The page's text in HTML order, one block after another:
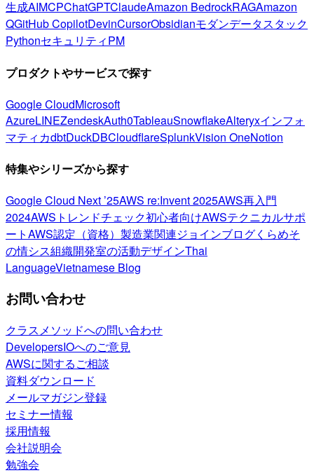
生成AIMCPChatGPTClaudeAmazon BedrockRAGAmazon
QGitHub CopilotDevinCursorObsidianモダンデータスタック
PythonセキュリティPM
プロダクトやサービスで探す
Google CloudMicrosoft
AzureLINEZendeskAuth0TableauSnowflakeAlteryxインフォ
マティカdbtDuckDBCloudflareSplunkVision OneNotion
特集やシリーズから探す
Google Cloud Next ’25AWS re:Invent 2025AWS再入門
2024AWSトレンドチェック初心者向けAWSテクニカルサポ
ートAWS認定（資格） 製造業関連ジョインブログくらめそ
の情シス組織開発室の活動デザインThai
LanguageVietnamese Blog
お問い合わせ
クラスメソッドへの問い合わせ
DevelopersIOへのご意見
AWSに関するご相談
資料ダウンロード
メールマガジン登録
セミナー情報
採用情報
会社説明会
勉強会